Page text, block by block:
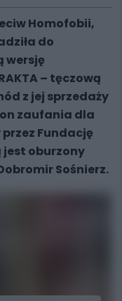
Homofobii,
do
wersję
– tęczową
z jej sprzedaży
zaufania dla
Fundację
jest oburzony
Sośnierz.